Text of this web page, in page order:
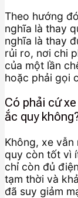
Theo hướng
nghĩa là thay
nghĩa là thay
rủi ro, nơi chi
của một lần
hoặc phải gọi
Có phải cứ
ắc quy
Không, xe
quy còn tốt vì
chỉ còn đủ
tạm thời và
đã suy giảm